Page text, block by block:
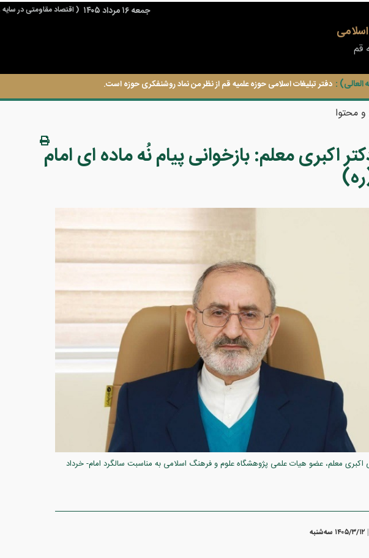
جمعه ۱۶ مرداد ۱۴۰۵ ( اقتصاد مقاومتی در
قم
: دفتر تبلیغات اسلامی حوزه علمیه قم از نظر من نماد روشنفکری حوزه است.
و محتوا
اکبری معلم: بازخوانی پیام نُه ماده ای امام
اکبری معلم، عضو هیات علمی پژوهشگاه علوم و فرهنگ اسلامی به مناسبت سالگرد امام- خرداد
۱۴۰۵/۳/۱۲ سه‌شنبه